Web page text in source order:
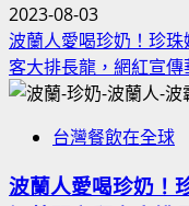
2023-08-03
波蘭人愛喝珍奶！珍
客大排長龍，網紅宣
台灣餐飲在全球
波蘭人愛喝珍奶！